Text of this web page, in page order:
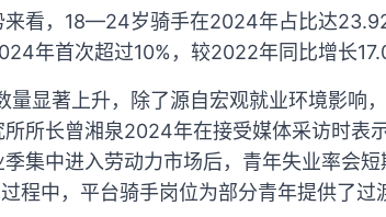
来看，18—24岁骑手在2024年占比达
年首次超过10%，较2022年同比增长
显著上升，除了源自宏观就业环境影响
所所长曾湘泉2024年在接受媒体采访时表
集中进入劳动力市场后，青年失业率会
程中，平台骑手岗位为部分青年提供了过